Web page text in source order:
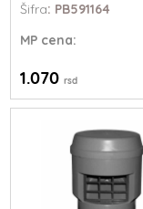
Šifra: PB591164
MP cena:
1.070rsd